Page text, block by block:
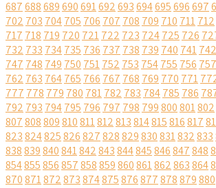
687688689690691692693694695696697
702 703 704705 706 707 708 709 710 711712
717 718 719 720 721722 723 724725 726
732 733 734735 736 737 738 739 740 741742
747 748 749 750 751752 753 754755 756 757
762 763 764765 766 767 768 769 770 771
777 778 779 780 781782 783 784785 786
792 793 794795 796 797 798 799800801802
807808809810811812813814815816817
823824825826827828829830831832833
838839840841842843844845846847848
854855856857858859860861862863864
870871872873874875876877878879880